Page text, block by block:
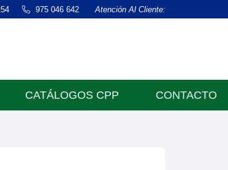
975 046 642 Atención Al Cliente:
CATÁLOGOS CPP CONTACTO